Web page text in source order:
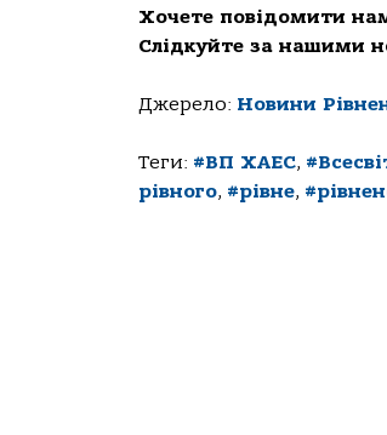
Хочете повідомити
Слідкуйте за нашими
Джерело: Новини
Теги: #ВП ХАЕС,
рівного, #рівне,